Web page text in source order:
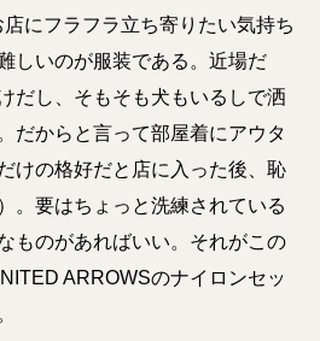
にフラフラ立ち寄りたい気持ち
しいのが服装である。近場だ
だし、そもそも犬もいるしで洒
だからと言って部屋着にアウタ
けの格好だと店に入った後、恥
。要はちょっと洗練されている
ものがあればいい。それがこの
ARROWSのナイロンセッ